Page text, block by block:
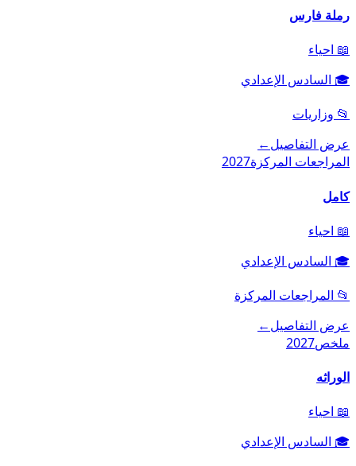
رملة فارس
📖 احياء
🎓 السادس الإعدادي
📂 وزاريات
عرض التفاصيل←
المراجعات المركزة2027
كامل
📖 احياء
🎓 السادس الإعدادي
📂 المراجعات المركزة
عرض التفاصيل←
ملخص2027
الوراثه
📖 احياء
🎓 السادس الإعدادي